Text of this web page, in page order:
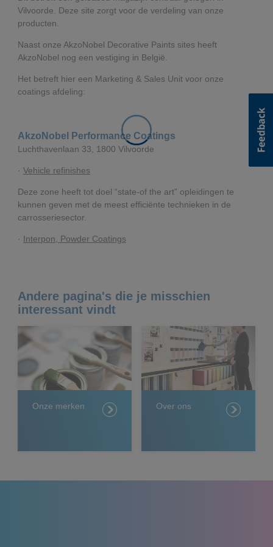
Vilvoorde. Deze site zorgt voor de verdeling van onze
producten.
Naast onze AkzoNobel Decorative Paints sites heeft
AkzoNobel nog een vestiging in België.
Het betreft hier een Marketing & Sales Unit voor onze
coatings afdeling:
AkzoNobel Performance Coatings
Luchthavenlaan 33, 1800 Vilvoorde
· Vehicle refinishes
Deze zone heeft tot doel “state-of the art” opleidingen te
kunnen geven met de meest efficiënte technieken in de
carrosseriesector.
· Interpon, Powder Coatings
Andere pagina's die je misschien
interessant vindt
Onze merken Over ons